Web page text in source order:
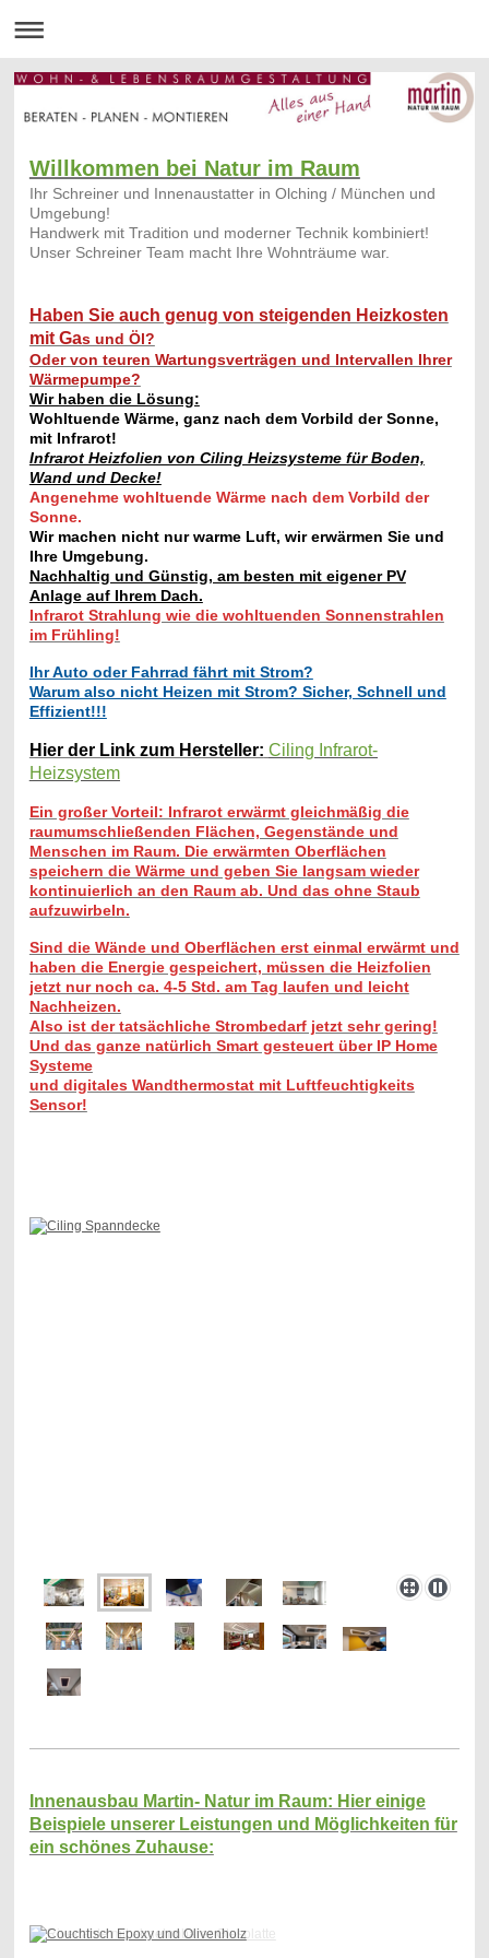
Willkommen bei Natur im Raum
Ihr Schreiner und Innenaustatter in Olching / München und
Umgebung!
Handwerk mit Tradition und moderner Technik kombiniert!
Unser Schreiner Team macht Ihre Wohnträume war.
Haben Sie auch genug von steigenden Heizkosten
mit Gas und Öl?
Oder von teuren Wartungsverträgen und Intervallen Ihrer
Wärmepumpe?
Wir haben die Lösung:
Wohltuende Wärme, ganz nach dem Vorbild der Sonne,
mit Infrarot!
Infrarot Heizfolien von Ciling Heizsysteme für Boden,
Wand und Decke!
Angenehme wohltuende Wärme nach dem Vorbild der
Sonne.
Wir machen nicht nur warme Luft, wir erwärmen Sie und
Ihre Umgebung.
Nachhaltig und Günstig, am besten mit eigener PV
Anlage auf Ihrem Dach.
Infrarot Strahlung wie die wohltuenden Sonnenstrahlen
im Frühling!
Ihr Auto oder Fahrrad fährt mit Strom?
Warum also nicht Heizen mit Strom? Sicher, Schnell und
Effizient!!!
Hier der Link zum Hersteller: Ciling Infrarot-
Heizsystem
Ein großer Vorteil: Infrarot erwärmt gleichmäßig die
raumumschließenden Flächen, Gegenstände und
Menschen im Raum. Die erwärmten Oberflächen
speichern die Wärme und geben Sie langsam wieder
kontinuierlich an den Raum ab. Und das ohne Staub
aufzuwirbeln.
Sind die Wände und Oberflächen erst einmal erwärmt und
haben die Energie gespeichert, müssen die Heizfolien
jetzt nur noch ca. 4-5 Std. am Tag laufen und leicht
Nachheizen.
Also ist der tatsächliche Strombedarf jetzt sehr gering!
Und das ganze natürlich Smart gesteuert über IP Home
Systeme
und digitales Wandthermostat mit Luftfeuchtigkeits
Sensor!
Innenausbau Martin- Natur im Raum: Hier einige
Beispiele unserer Leistungen und Möglichkeiten für
ein schönes Zuhause: